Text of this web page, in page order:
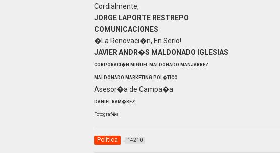
Cordialmente,
JORGE LAPORTE RESTREPO
COMUNICACIONES
�La Renovaci�n, En Serio!
JAVIER ANDR�S MALDONADO IGLESIAS
CORPORACI�N MIGUEL MALDONADO MANJARREZ
MALDONADO MARKETING POL�TICO
Asesor�a de Campa�a
DANIEL RAM�REZ
Fotograf�a
Politica 14210